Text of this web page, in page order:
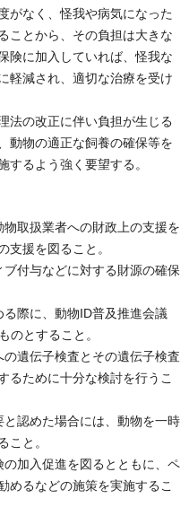
がなく、怪我や病気になった
ことから、その負担は大きな
険に加入していれば、怪我な
軽減され、適切な治療を受け
法の改正に伴い負担が生じる
動物の適正な飼養の確保等を
するよう強く要望する。
取扱業者への財政上の支援を
支援を図ること。
付与などに対する財源の確保
際に、動物ID普及推進会議
のとすること。
遺伝子検査とその遺伝子検査
るために十分な検討を行うこ
認めた場合には、動物を一時
こと。
加入促進を図るとともに、ペ
めるなどの施策を実施するこ